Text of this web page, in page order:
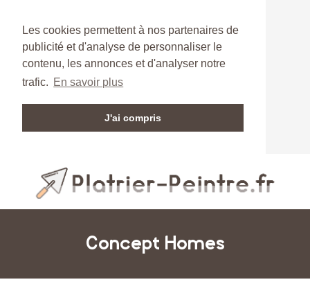
Les cookies permettent à nos partenaires de
publicité et d'analyse de personnaliser le
contenu, les annonces et d'analyser notre
trafic. En savoir plus
J'ai compris
Concept Homes